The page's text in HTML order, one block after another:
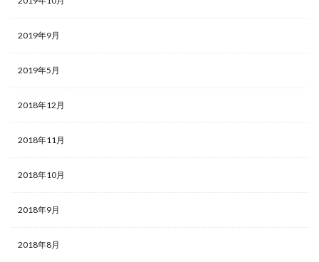
2019年9月
2019年5月
2018年12月
2018年11月
2018年10月
2018年9月
2018年8月